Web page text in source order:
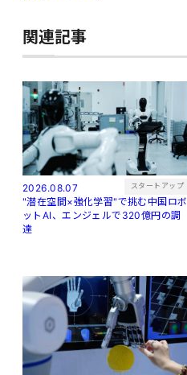
関連記事
2026.08.07 スタートアップ
"潜在空間×強化学習"で挑む中国ロボ
ットAI、エンジェルで320億円の調
達